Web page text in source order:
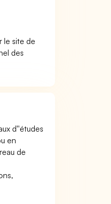
le site de
des
d''études
en
de